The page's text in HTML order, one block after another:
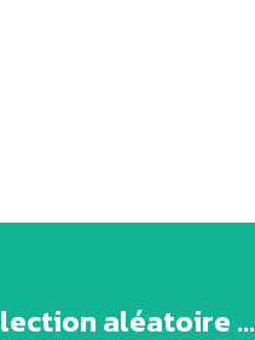
aléatoire ...